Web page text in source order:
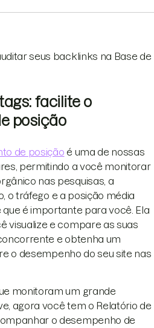
seus backlinks na Base de
facilite o
posição
de posição é uma de nossas
permitindo a você monitorar
nas pesquisas, a
o tráfego e a posição média
é importante para você. Ela
visualize e compare as suas
e obtenha um
o desempenho do seu site nas
monitoram um grande
agora você tem o Relatório de
o desempenho de